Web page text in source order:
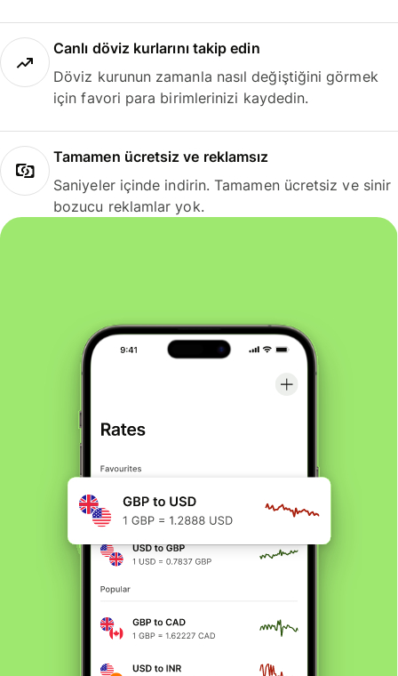
Canlı döviz kurlarını takip edin
Döviz kurunun zamanla nasıl değiştiğini görmek
için favori para birimlerinizi kaydedin.
Tamamen ücretsiz ve reklamsız
Saniyeler içinde indirin. Tamamen ücretsiz ve sinir
bozucu reklamlar yok.